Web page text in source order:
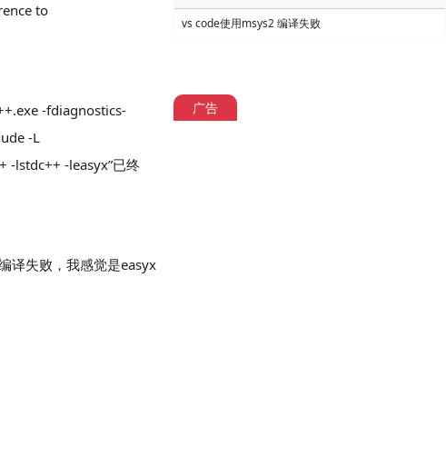
to
-fdiagnostics-
-L
lstdc++ -leasyx”已终
译失败，我感觉是easyx
vs code使用msys2 编译失败
广告